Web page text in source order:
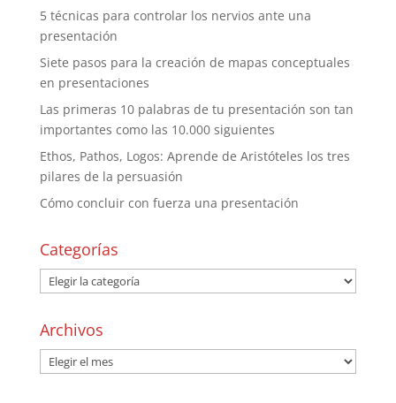
5 técnicas para controlar los nervios ante una
presentación
Siete pasos para la creación de mapas conceptuales
en presentaciones
Las primeras 10 palabras de tu presentación son tan
importantes como las 10.000 siguientes
Ethos, Pathos, Logos: Aprende de Aristóteles los tres
pilares de la persuasión
Cómo concluir con fuerza una presentación
Categorías
Archivos